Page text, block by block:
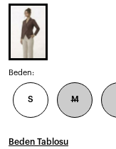
Beden:
S M
Beden Tablosu